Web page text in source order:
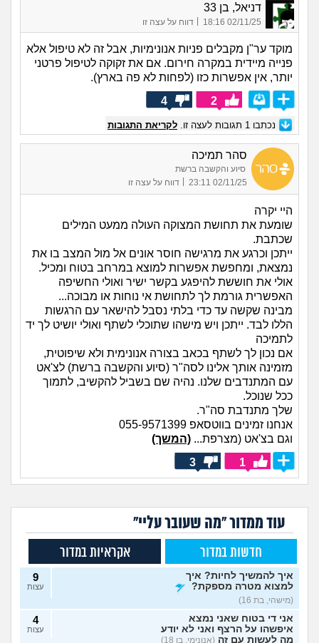
דניאל, בן 33
02/11/25 18:16
| דווח על עצה זו
מוקד ער"ן מקבלים פניות אנונימיות, אבל זה לא טיפול אלא
פנייה מיידית במקרה חירום. אם את זקוקה לטיפול פרטני
יותר, אין אפשרות כזו (לפחות לא פה בארץ).
2
4
נכתבו 1 תגובות לעצה זו. לקריאת התגובות
סהר תמיכה
סיוע והקשבה ברשת
02/11/25 23:11
דווח על עצה זו
היי יקרה
שומעת את תחושת המצוקה העולה ממעט המילים
שכתבת.
ייתכן וכרגע את מרגישה חוסר אונים אל מול המצב בו את
נמצאת, ומחפשת אפשרות למוצא במרחב בטוח ומכיל.
אולי את חוששת להיפגע בקשר ישיר ואולי החשיפה
האפשרית גורמת לך לתחושת אי נוחות או מבוכה...
מבינה שקשה עד כדי בלתי נסבל להישאר עם הרגשות
הללו לבד. ייתכן ויש מישהו שתוכלי לשתף ואולי יושיט לך יד
לתמיכה
אם נכון לך לשתף בכאב בצורה אנונימית ולא שיפוטית,
מזמינה אותך אלינו לסה"ר (סיוע והקשבה ברשת) לצ'אט
עם המתנדבים שלנו. נהיה שם בשביל להקשיב, לתמוך
ככל שנוכל.
שלך מתנדבת סה"ר.
אנחנו זמינים בווטסאפ 055-9571399
וגם בצ'אט (מצרפת... (המשך)
1
3
עוד ממדור "מה שעובר עליי"
חדשות במדור אקראיות במדור
איך להמשיך לחיות? איך
למצוא מטרה מספקת?
(מישהי, בת 16)
9
עצות
אני די בטוח שאני נמצא
איפשהו על הרצף ואני לא יודע
מה לעשות עם זה (אנונימי, בן 18)
4
עצות